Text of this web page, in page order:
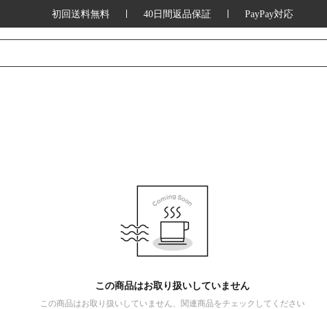
初回送料無料 40日間返品保証 PayPay対応
この商品はお取り扱いしていません
この商品はお取り扱いしていません、関連商品をチェックしてください